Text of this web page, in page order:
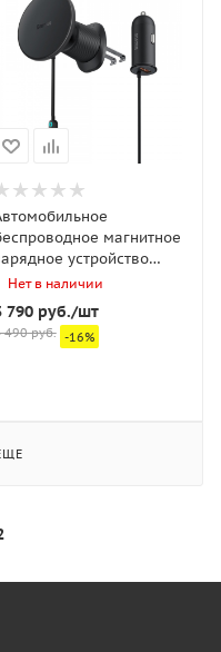
магнитное
устройство
CW01 Magnetic
Wireless Charging Car
40W (Wireless
15W and USB-A
Нет в наличии
790руб./шт
490руб. -16%